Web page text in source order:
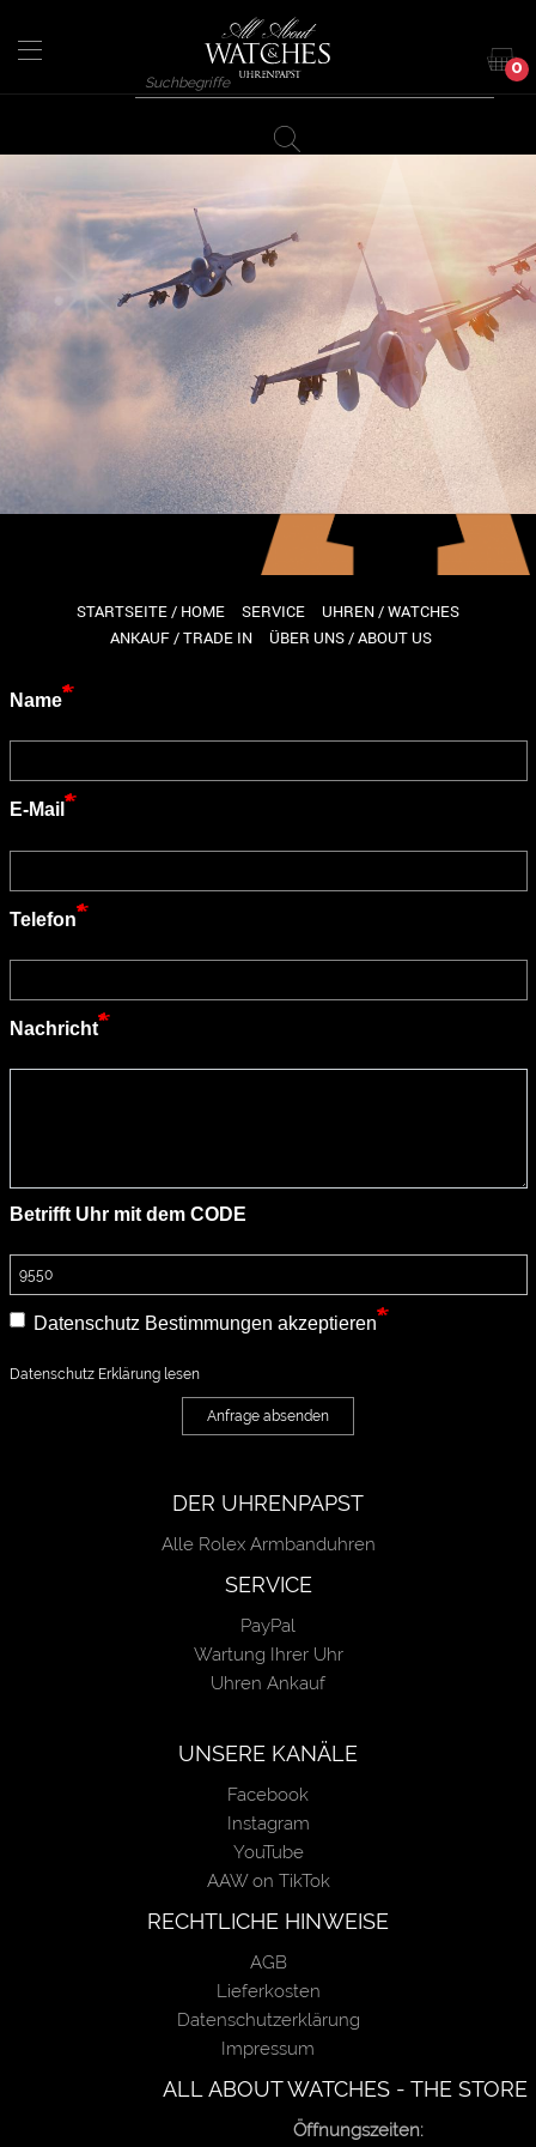
zum
Inhalt
0
STARTSEITE / HOME SERVICE
UHREN / WATCHES
ANKAUF / TRADE IN
ÜBER UNS / ABOUT US
Name
E-Mail
Telefon
Nachricht
Betrifft Uhr mit dem CODE
Datenschutz Bestimmungen akzeptieren
Datenschutz Erklärung lesen
Anfrage absenden
DER UHRENPAPST
Alle Rolex Armbanduhren
SERVICE
PayPal
Wartung Ihrer Uhr
Uhren Ankauf
UNSERE KANÄLE
Facebook
Instagram
YouTube
AAW on TikTok
RECHTLICHE HINWEISE
AGB
Lieferkosten
Datenschutzerklärung
Impressum
ALL ABOUT WATCHES - THE STORE
Öffnungszeiten: